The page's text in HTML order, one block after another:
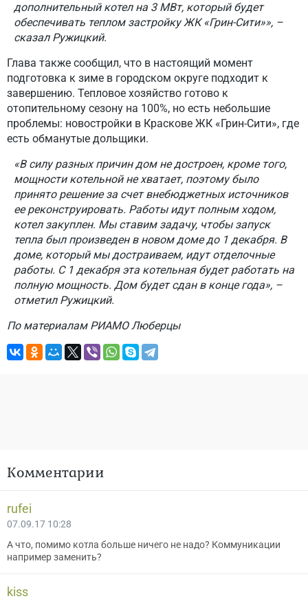
дополнительный котел на 3 МВт, который будет
обеспечивать теплом застройку ЖК «Грин-Сити»», –
сказал Ружицкий.
Глава также сообщил, что в настоящий момент
подготовка к зиме в городском округе подходит к
завершению. Тепловое хозяйство готово к
отопительному сезону на 100%, но есть небольшие
проблемы: новостройки в Краскове ЖК «Грин-Сити», где
есть обманутые дольщики.
«В силу разных причин дом не достроен, кроме того,
мощности котельной не хватает, поэтому было
принято решение за счет внебюджетных источников
ее реконструировать. Работы идут полным ходом,
котел закуплен. Мы ставим задачу, чтобы запуск
тепла был произведен в новом доме до 1 декабря. В
доме, который мы достраиваем, идут отделочные
работы. С 1 декабря эта котельная будет работать на
полную мощность. Дом будет сдан в конце года», –
отметил Ружицкий.
По материалам РИАМО Люберцы
Комментарии
rufei
07.09.17 10:28
А что, помимо котла больше ничего не надо? Коммуникации
например заменить?
kiss